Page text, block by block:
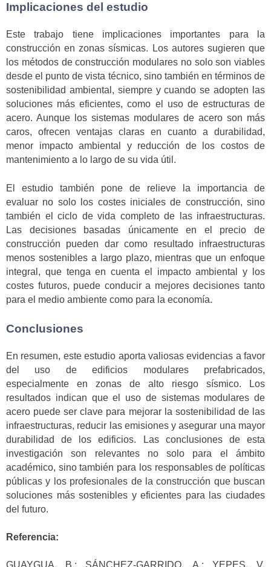
Implicaciones del estudio
Este trabajo tiene implicaciones importantes para la
construcción en zonas sísmicas. Los autores sugieren que
los métodos de construcción modulares no solo son viables
desde el punto de vista técnico, sino también en términos de
sostenibilidad ambiental, siempre y cuando se adopten las
soluciones más eficientes, como el uso de estructuras de
acero. Aunque los sistemas modulares de acero son más
caros, ofrecen ventajas claras en cuanto a durabilidad,
menor impacto ambiental y reducción de los costos de
mantenimiento a lo largo de su vida útil.
El estudio también pone de relieve la importancia de
evaluar no solo los costes iniciales de construcción, sino
también el ciclo de vida completo de las infraestructuras.
Las decisiones basadas únicamente en el precio de
construcción pueden dar como resultado infraestructuras
menos sostenibles a largo plazo, mientras que un enfoque
integral, que tenga en cuenta el impacto ambiental y los
costes futuros, puede conducir a mejores decisiones tanto
para el medio ambiente como para la economía.
Conclusiones
En resumen, este estudio aporta valiosas evidencias a favor
del uso de edificios modulares prefabricados,
especialmente en zonas de alto riesgo sísmico. Los
resultados indican que el uso de sistemas modulares de
acero puede ser clave para mejorar la sostenibilidad de las
infraestructuras, reducir las emisiones y asegurar una mayor
durabilidad de los edificios. Las conclusiones de esta
investigación son relevantes no solo para el ámbito
académico, sino también para los responsables de políticas
públicas y los profesionales de la construcción que buscan
soluciones más sostenibles y eficientes para las ciudades
del futuro.
Referencia: